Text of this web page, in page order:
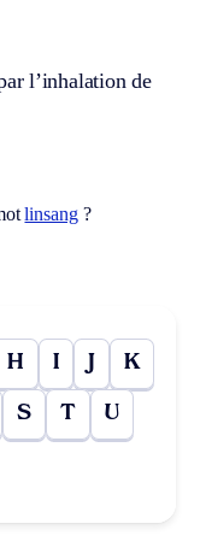
l’inhalation de
linsang?
H I J K
S T U